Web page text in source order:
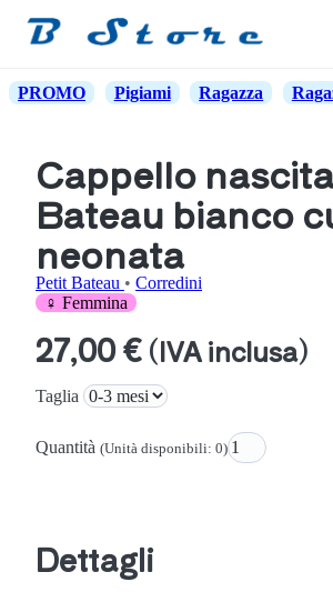
PROMO Pigiami Ragazza
Cappello
Bateau bianco
neonata
Petit Bateau • Corredini
♀ Femmina
27,00 € (IVA inclusa)
Taglia
Quantità (Unità disponibili: 0)
Dettagli